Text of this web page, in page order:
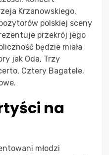
Krzanowskiego,
polskiej sceny
przekrój jego
będzie miała
jak Oda, Trzy
Cztery Bagatele,
na
młodzi